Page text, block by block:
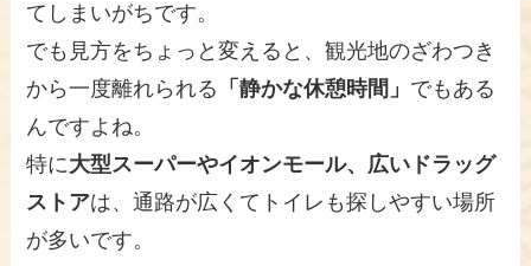
てしまいがちです。
でも見方をちょっと変えると、観光地のざわつき
から一度離れられる 「静かな休憩時間」 でもある
んですよね。
特に大型スーパーやイオンモール、広いドラッグ
ストアは、通路が広くてトイレも探しやすい場所
が多いです。